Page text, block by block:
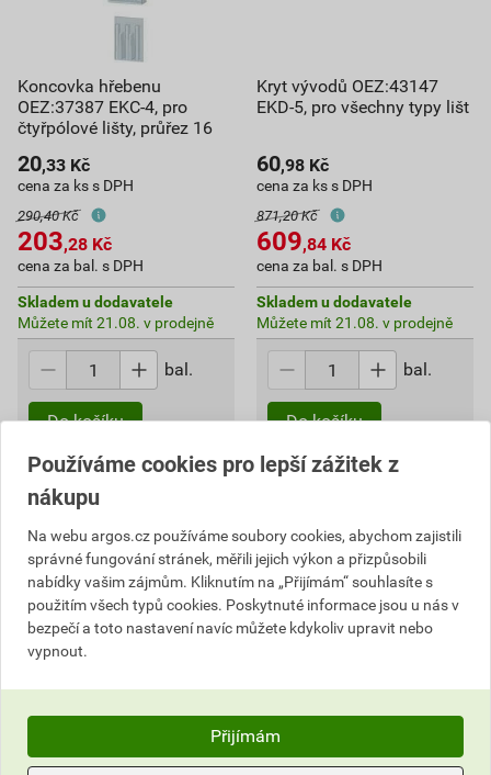
Koncovka hřebenu
OEZ:37387 EKC-4, pro
čtyřpólové lišty, průřez 16
20,33 Kč
cena za ks s DPH
290,40 Kč
203,28 Kč
cena za bal. s DPH
Skladem u dodavatele
Můžete mít 21.08. v prodejně
bal.
Do košíku
do košíku přidáte 10 ks
Kryt vývodů OEZ:43147
EKD-5, pro všechny typy lišt
60,98 Kč
cena za ks s DPH
871,20 Kč
609,84 Kč
cena za bal. s DPH
Skladem u dodavatele
Můžete mít 21.08. v prodejně
bal.
Do košíku
do košíku přidáte 10 ks
Používáme cookies pro lepší zážitek z
nákupu
Na webu argos.cz používáme soubory cookies, abychom zajistili
správné fungování stránek, měřili jejich výkon a přizpůsobili
nabídky vašim zájmům. Kliknutím na „Přijímám“ souhlasíte s
použitím všech typů cookies. Poskytnuté informace jsou u nás v
bezpečí a toto nastavení navíc můžete kdykoliv upravit nebo
vypnout.
Přijímám